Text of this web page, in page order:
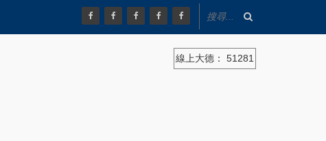
線上大德： 51281